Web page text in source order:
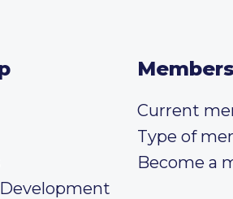
Members
Current
Type of
Become a